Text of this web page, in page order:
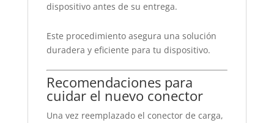
dispositivo antes de su entrega.
Este procedimiento asegura una solución
duradera y eficiente para tu dispositivo.
Recomendaciones para
cuidar el nuevo conector
Una vez reemplazado el conector de carga,